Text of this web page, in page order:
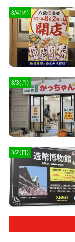
8/4(火)
8/3(月)
8/2(日)